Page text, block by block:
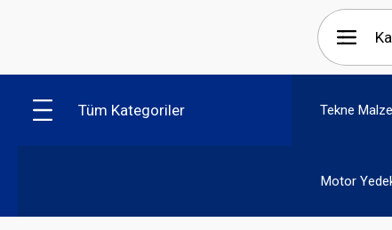
Tüm Kategoriler Tekne
Motor